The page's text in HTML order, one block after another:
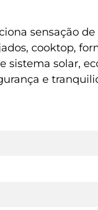
sensação
cooktop,
sistema solar,
e